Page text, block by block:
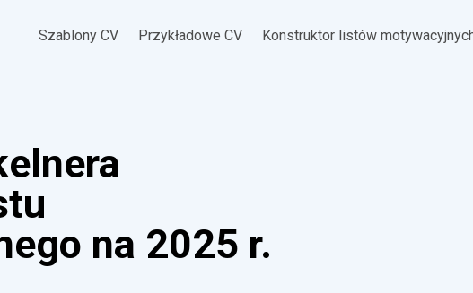
Szablony CV Przykładowe CV Konstruktor listów
na 2025 r.